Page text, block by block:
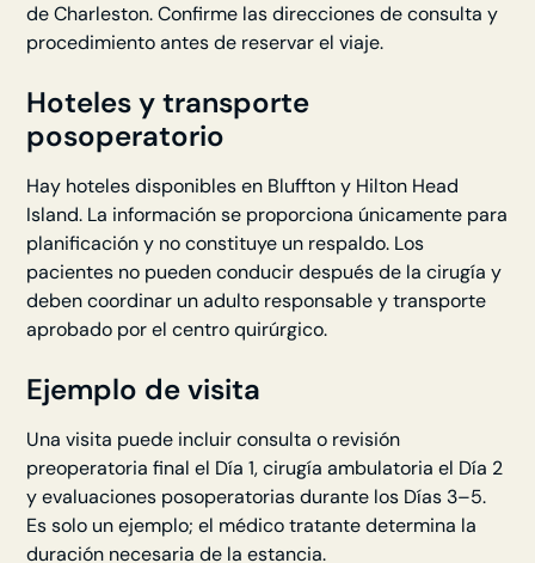
de Charleston. Confirme las direcciones de consulta y
procedimiento antes de reservar el viaje.
Hoteles y transporte
posoperatorio
Hay hoteles disponibles en Bluffton y Hilton Head
Island. La información se proporciona únicamente para
planificación y no constituye un respaldo. Los
pacientes no pueden conducir después de la cirugía y
deben coordinar un adulto responsable y transporte
aprobado por el centro quirúrgico.
Ejemplo de visita
Una visita puede incluir consulta o revisión
preoperatoria final el Día 1, cirugía ambulatoria el Día 2
y evaluaciones posoperatorias durante los Días 3–5.
Es solo un ejemplo; el médico tratante determina la
duración necesaria de la estancia.